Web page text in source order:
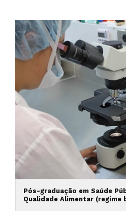
Pós-graduação em Saúde
Qualidade Alimentar (regime